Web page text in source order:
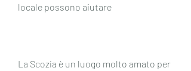
locale possono aiutare
La Scozia è un luogo molto amato per